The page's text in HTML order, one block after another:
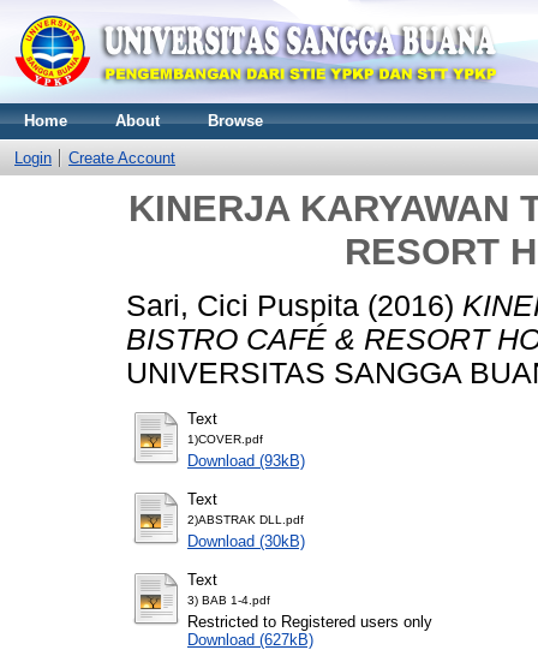
Home About Browse
Login Create Account
KINERJA KARYAWAN
RESORT
Sari, Cici Puspita (2016)
BISTRO CAFÉ & RESORT
UNIVERSITAS SANGGA
Text
1)COVER.pdf
Download (93kB)
Text
2)ABSTRAK DLL.pdf
Download (30kB)
Text
3) BAB 1-4.pdf
Restricted to Registered users only
Download (627kB)